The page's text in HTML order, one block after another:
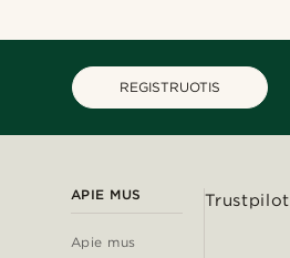
REGISTRUOTIS
APIE MUS
Apie mus
Trustpilot